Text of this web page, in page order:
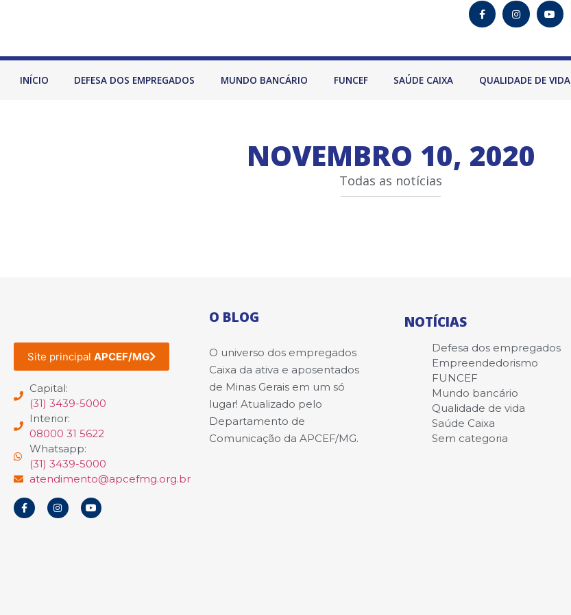
INÍCIO DEFESA DOS EMPREGADOS MUNDO BANCÁRIO FUNCEF SAÚDE CAIXA QUALIDADE DE VIDA
NOVEMBRO 10, 2020
Todas as notícias
Site principal APCEF/MG
Capital:
(31) 3439-5000
Interior:
08000 31 5622
Whatsapp:
(31) 3439-5000
atendimento@apcefmg.org.br
O BLOG
O universo dos empregados
Caixa da ativa e aposentados
de Minas Gerais em um só
lugar! Atualizado pelo
Departamento de
Comunicação da APCEF/MG.
NOTÍCIAS
Defesa dos empregados
Empreendedorismo
FUNCEF
Mundo bancário
Qualidade de vida
Saúde Caixa
Sem categoria